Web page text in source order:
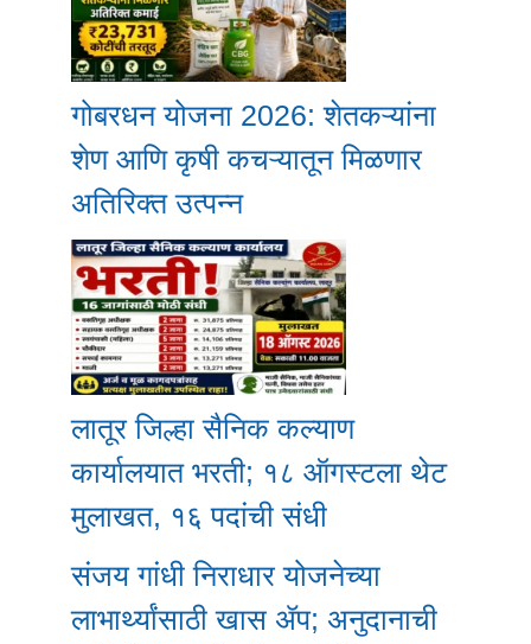
गोबरधन योजना 2026: शेतकऱ्यांना
शेण आणि कृषी कचऱ्यातून मिळणार
अतिरिक्त उत्पन्न
लातूर जिल्हा सैनिक कल्याण
कार्यालयात भरती; १८ ऑगस्टला थेट
मुलाखत, १६ पदांची संधी
संजय गांधी निराधार योजनेच्या
लाभार्थ्यांसाठी खास ॲप; अनुदानाची